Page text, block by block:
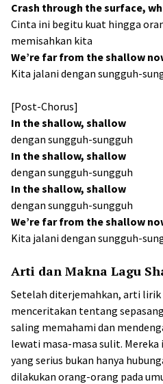
Crash through the surface,
Cinta ini begitu kuat hingga
memisahkan kita
We’re far from the shallow
Kita jalani dengan sungguh-
[Post-Chorus]
In the shallow, shallow
dengan sungguh-sungguh
In the shallow, shallow
dengan sungguh-sungguh
In the shallow, shallow
dengan sungguh-sungguh
We’re far from the shallow
Kita jalani dengan sungguh-
Arti dan Makna Lagu
Setelah diterjemahkan, arti lirik
menceritakan tentang
saling memahami dan
lewati masa-masa sulit.
yang serius bukan hanya
dilakukan orang-orang pada